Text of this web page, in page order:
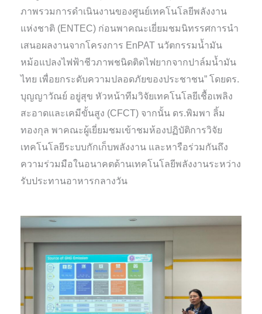
ภาพรวมการดำเนินงานของศูนย์เทคโนโลยีพลังงาน
แห่งชาติ (ENTEC) ก่อนพาคณะเยี่ยมชมนิทรรศการนำ
เสนอผลงานจากโครงการ EnPAT นวัตกรรมน้ำมัน
หม้อแปลงไฟฟ้าชีวภาพชนิดติดไฟยากจากปาล์มน้ำมัน
ไทย เพื่อยกระดับความปลอดภัยของประชาชน” โดยดร.
บุญญาวัณย์ อยู่สุข หัวหน้าทีมวิจัยเทคโนโลยีเชื้อเพลิง
สะอาดและเคมีขั้นสูง (CFCT) จากนั้น ดร.พิมพา ลิ้ม
ทองกุล พาคณะผู้เยี่ยมชมเข้าชมห้องปฏิบัติการวิจัย
เทคโนโลยีระบบกักเก็บพลังงาน และหารือร่วมกันถึง
ความร่วมมือในอนาคตด้านเทคโนโลยีพลังงานระหว่าง
รับประทานอาหารกลางวัน